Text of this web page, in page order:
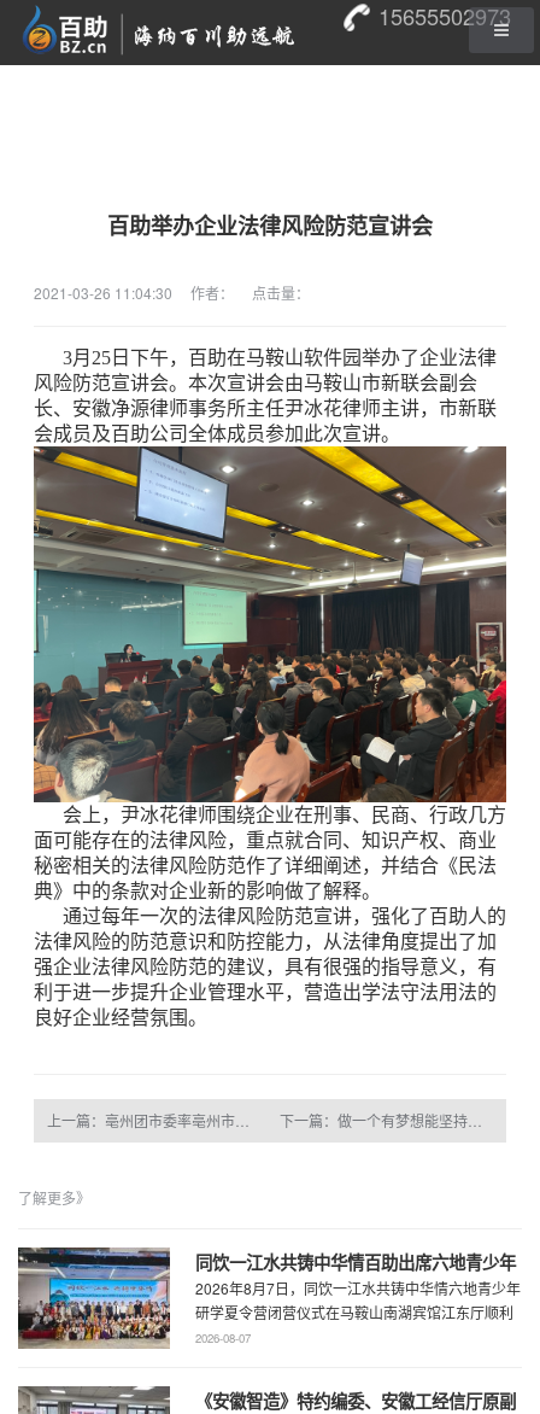
15655502973
百助举办企业法律风险防范宣讲会
2021-03-26 11:04:30 作者： 点击量：
3月25日下午，百助在马鞍山软件园举办了企业法律
风险防范宣讲会。本次宣讲会由马鞍山市新联会副会
长、安徽净源律师事务所主任尹冰花律师主讲，市新联
会成员及百助公司全体成员参加此次宣讲。
会上，尹冰花律师围绕企业在刑事、民商、行政几方
面可能存在的法律风险，重点就合同、知识产权、商业
秘密相关的法律风险防范作了详细阐述，并结合《民法
典》中的条款对企业新的影响做了解释。
通过每年一次的法律风险防范宣讲，强化了百助人的
法律风险的防范意识和防控能力，从法律角度提出了加
强企业法律风险防范的建议，具有很强的指导意义，有
利于进一步提升企业管理水平，营造出学法守法用法的
良好企业经营氛围。
下一篇：做一个有梦想能坚持的人
了解更多》
同饮一江水共铸中华情百助出席六地青少年
研学夏令营闭营仪式
2026年8月7日，同饮一江水共铸中华情六地青少年
研学夏令营闭营仪式在马鞍山南湖宾馆江东厅顺利
举办，百助CEO、马鞍山市新联会会长程 ...
2026-08-07
《安徽智造》特约编委、安徽工经信厅原副